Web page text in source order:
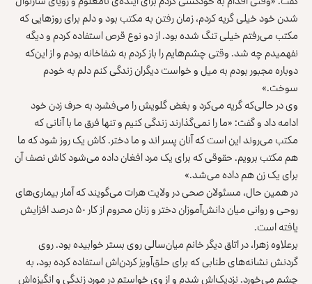
شدن خود خیلی گریه کردم، زمان رفتن به مکتب بود و دلم برای روزهایی که
مکتب می‌رفتم خیلی تنگ شده بود. از دو نوع قرص استفاده کردم و دیگه
نفهمیدم چه ‌شد. وقتی چشم‌هایم را باز کردم به شفاخانه بودم و از این‌که
دوباره مجبور بودم به میل و خواست دیگران زندگی کنم دلم به خودم
سوخت.»
وی در حالی‌که گریه می‌کرد و بغض گلویش را می‌فشرد به حرف زدن خود
ادامه داد و گفت: «ما را نمی‌گذارند زندگی کنیم و تنها فرق ما با آنانی که
مکتب می‌روند این است که آنان پسر اند و ما دختر. کاش یک ‌روز شود که ما
هم مکتب برویم. حقوقی که برای یک مرد افغان داده می‌شود کاش نصف آن
برای یک زن هم داده می‌شد.»
در همین حال، مسئولان صحی در ولایت هرات می‌گویند که آمار بیماری‌های
روحی و روانی میان دانش‌آموزان دختر و زنان محروم از کار ۵۰ ‌درصد افزایش
یافته است.
برعلاوه زهرا، در اتاق دیگر خانم میان‌سالی روی بستر خوابیده بود. روی
گردنش نشانه‌های طنابی که برای حلق‌آویز کردن‌اش استفاده کرده بود، به
چشم می‌خورد. نزدیک‌اش شدم و از وی خواستم در مورد زند‌گی‌ و انگیزه‌اش